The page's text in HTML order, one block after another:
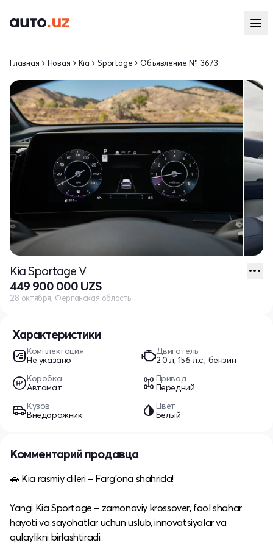
Характеристики
Комплектация
Не указано
Двигатель
2.0 л, 156 л.с., бензин
Коробка
Автомат
Привод
Передний
Кузов
Внедорожник
Цвет
Белый
Главная Новая Kia Sportage Объявление № 3673
Kia Sportage V
449 900 000 UZS
28 октября, Ферганская область
Комментарий продавца
🚗 Kia rasmiy dileri – Farg'ona shahrida!
Yangi Kia Sportage – zamonaviy krossover, faol shahar
hayoti va sayohatlar uchun uslub, innovatsiyalar va
qulaylikni birlashtiradi.​